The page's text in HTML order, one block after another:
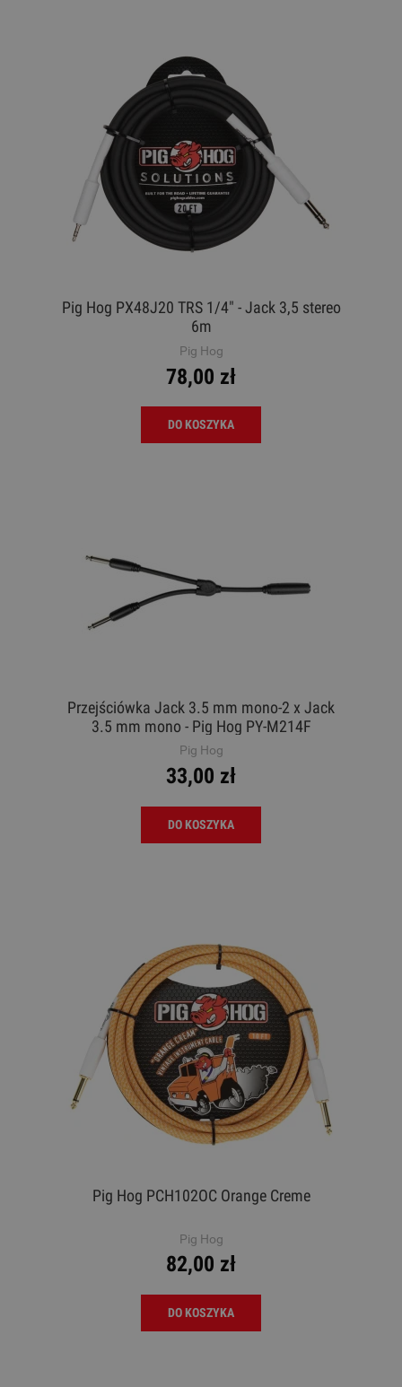
Pig Hog PX48J20 TRS 1/4" - Jack 3,5 stereo
6m
Pig Hog
78,00 zł
DO KOSZYKA
Przejściówka Jack 3.5 mm mono-2 x Jack
3.5 mm mono - Pig Hog PY-M214F
Pig Hog
33,00 zł
DO KOSZYKA
Pig Hog PCH102OC Orange Creme
Pig Hog
82,00 zł
DO KOSZYKA